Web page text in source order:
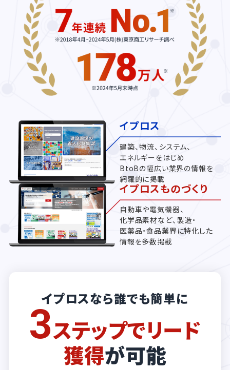
イプロス
建築、物流、システム、
エネルギーをはじめ
BtoBの幅広い業界の情報を
網羅的に掲載
イプロスものづくり
自動車や電気機器、
化学品素材など、製造・
医薬品・食品業界に特化した
情報を多数掲載
イプロスなら誰でも簡単に
3ステップでリード
獲得が可能